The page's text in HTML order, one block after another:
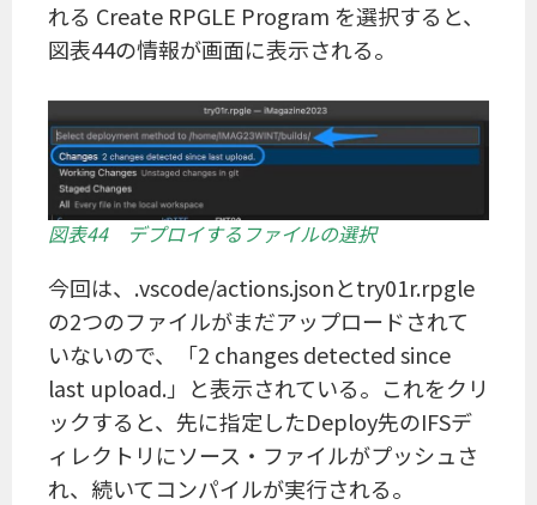
れる Create RPGLE Program を選択すると、
図表44の情報が画面に表示される。
図表44 デプロイするファイルの選択
今回は、.vscode/actions.jsonとtry01r.rpgle
の2つのファイルがまだアップロードされて
いないので、「2 changes detected since
last upload.」と表示されている。これをクリ
ックすると、先に指定したDeploy先のIFSデ
ィレクトリにソース・ファイルがプッシュさ
れ、続いてコンパイルが実行される。